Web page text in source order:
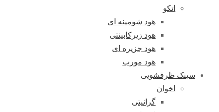
اتکو
هود شومینه ای
هود زیرکابینتی
هود جزیره ای
هود مورب
سینک ظرفشویی
اخوان
گرانیتی